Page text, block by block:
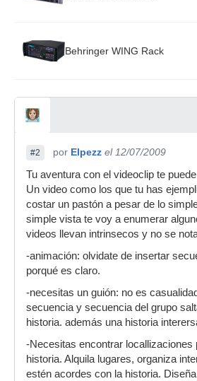
Behringer WING Rack
#2 por Elpezz el 12/07/2009
Tu aventura con el videoclip te
Un video como los que tu has
costar un pastón a pesar de lo
simple vista te voy a enumerar
videos llevan intrinsecos y no se
-animación: olvidate de insertar
porqué es claro.
-necesitas un guión: no es
secuencia y secuencia del grupo
historia. además una historia
-Necesitas encontrar locallizaciones
historia. Alquila lugares, organiza
estén acordes con la historia.